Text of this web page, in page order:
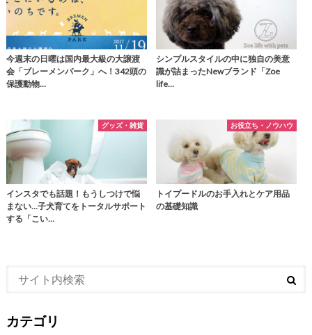
今週末の日曜は国内最大級の大譲渡
会「ブレーメンパーク」へ！342頭の
保護動物…
シンプルスタイルの中に独自の美意
識が詰まったNewブランド「Zoe
life…
グッズ・雑貨
インスタでも話題！もうしつけで悩
まない…子犬育てをトータルサポート
する「こい…
お役立ち・ノウハウ
トイプードルのお手入れとケア用品
の基礎知識
カテゴリ